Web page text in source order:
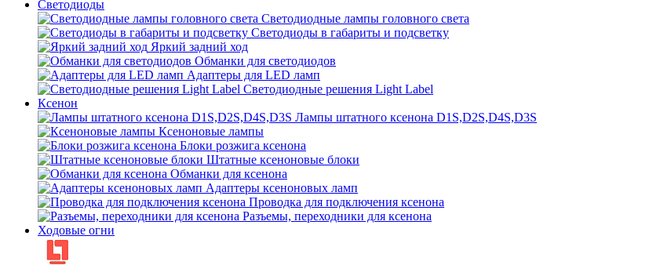
Светодиоды
Светодиодные лампы головного света
Светодиоды в габариты и подсветку
Яркий задний ход
Обманки для светодиодов
Адаптеры для LED ламп
Светодиодные решения Light Label
Ксенон
Лампы штатного ксенона D1S,D2S,D4S,D3S
Ксеноновые лампы
Блоки розжига ксенона
Штатные ксеноновые блоки
Обманки для ксенона
Адаптеры ксеноновых ламп
Проводка для подключения ксенона
Разъемы, переходники для ксенона
Ходовые огни